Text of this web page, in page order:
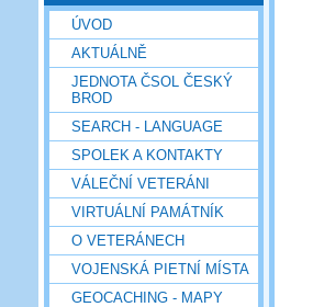
ÚVOD
AKTUÁLNĚ
JEDNOTA ČSOL ČESKÝ
BROD
SEARCH - LANGUAGE
SPOLEK A KONTAKTY
VÁLEČNÍ VETERÁNI
VIRTUÁLNÍ PAMÁTNÍK
O VETERÁNECH
VOJENSKÁ PIETNÍ MÍSTA
GEOCACHING - MAPY